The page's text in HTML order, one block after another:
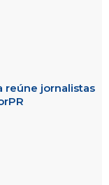
reúne jornalistas